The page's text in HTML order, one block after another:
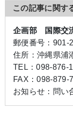
この記事に関す
企画部 国際交
郵便番号： 901-
住所： 沖縄県浦
TEL：098-876-
FAX：098-879-
お知らせ： 問い